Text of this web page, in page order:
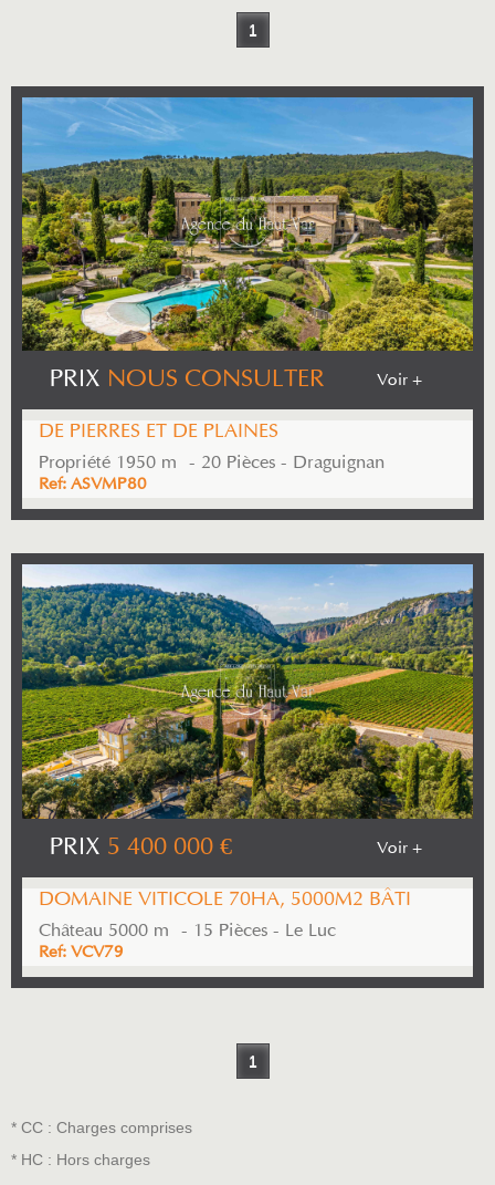
1
PRIX NOUS CONSULTER Voir +
DE PIERRES ET DE PLAINES
Propriété 1950 m² - 20 Pièces - Draguignan
Ref: ASVMP80
PRIX 5 400 000 € Voir +
DOMAINE VITICOLE 70HA, 5000M2 BÂTI
Château 5000 m² - 15 Pièces - Le Luc
Ref: VCV79
1
* CC : Charges comprises
* HC : Hors charges